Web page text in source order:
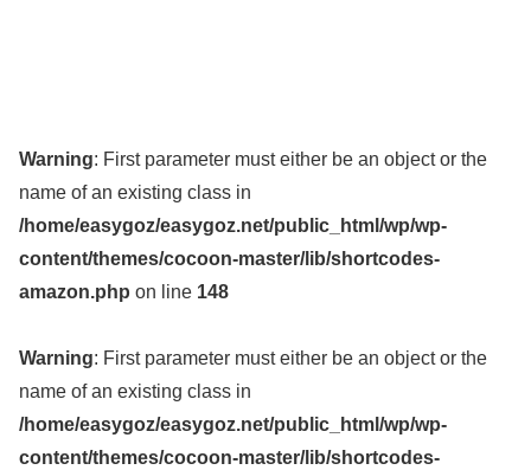
Warning: First parameter must either be an object or the
name of an existing class in
/home/easygoz/easygoz.net/public_html/wp/wp-
content/themes/cocoon-master/lib/shortcodes-
amazon.php on line 148
Warning: First parameter must either be an object or the
name of an existing class in
/home/easygoz/easygoz.net/public_html/wp/wp-
content/themes/cocoon-master/lib/shortcodes-